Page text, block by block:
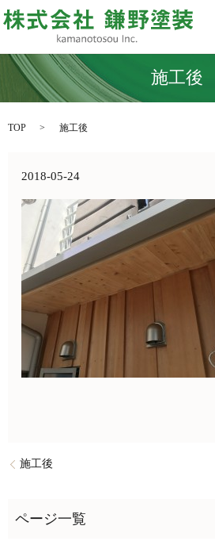
施工後
TOP 施工後
2018-05-24
施工後